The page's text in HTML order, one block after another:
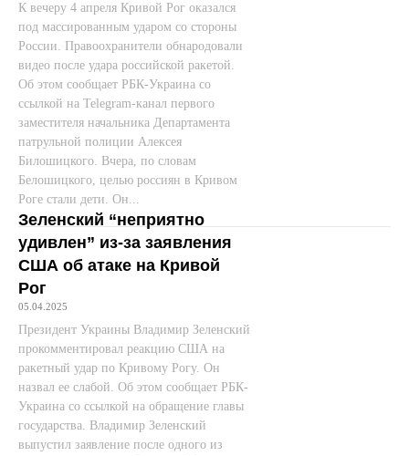
К вечеру 4 апреля Кривой Рог оказался
под массированным ударом со стороны
России. Правоохранители обнародовали
видео после удара российской ракетой.
Об этом сообщает РБК-Украина со
ссылкой на Telegram-канал первого
заместителя начальника Департамента
патрульной полиции Алексея
Билошицкого. Вчера, по словам
Белошицкого, целью россиян в Кривом
Роге стали дети. Он...
Зеленский “неприятно
удивлен” из-за заявления
США об атаке на Кривой
Рог
05.04.2025
Президент Украины Владимир Зеленский
прокомментировал реакцию США на
ракетный удар по Кривому Рогу. Он
назвал ее слабой. Об этом сообщает РБК-
Украина со ссылкой на обращение главы
государства. Владимир Зеленский
выпустил заявление после одного из